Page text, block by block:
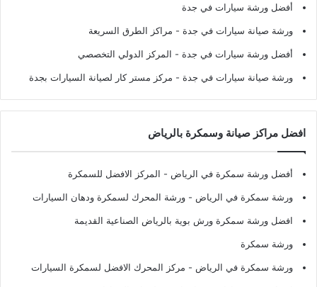
أفضل ورشة سيارات في جدة
ورشة صيانة سيارات في جدة - مراكز الطرق السريعة
أفضل ورشة سيارات في جدة - المركز الدولي التخصصي
ورشة صيانة سيارات في جدة - مركز مستر كار لصيانة السيارات بجدة
افضل مراكز صيانة وسمكرة بالرياض
أفضل ورشة سمكرة في الرياض - المركز الافضل للسمكرة
ورشة سمكرة في الرياض - ورشة المحرك لسمكرة ودهان السيارات
افضل ورشة سمكرة ورش بوية بالرياض الصناعية القديمة
ورشة سمكرة
ورشة سمكرة في الرياض - مركز المحرك الافضل لسمكرة السيارات